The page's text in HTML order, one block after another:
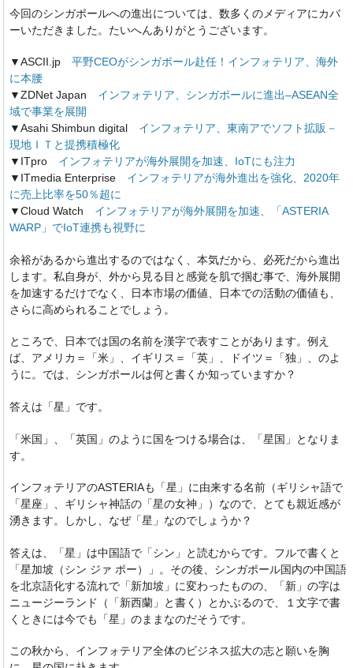
今回のシンガポールへの進出については、数多くのメディアにカバ
ーいただきました。たいへんありがとうございます。
▼ASCII.jp平野CEOがシンガポール赴任！インフォテリア、海外
に本腰
▼ZDNet Japan インフォテリア、シンガポールに進出–ASEAN全
域で事業を展開
▼Asahi Shimbun digital インフォテリア、東南アでソフト拡販－
現地ＩＴと提携積極化
▼ITpro インフォテリアが海外展開を加速、IoTにも注力
▼ITmedia Enterprise インフォテリアが海外進出を強化、2020年
に売上比率を50％超に
▼Cloud Watch インフォテリアが海外展開を加速、「ASTERIA
WARP」でIoT連携も視野に
余裕があるから進出するのではなく、本気だから、必死だから進出
します。私自身が、外から見る目と感覚を肌で掴む事で、海外展開
を加速するだけでなく、日本市場の価値、日本での活動の価値も、
さらに高められることでしょう。
ところで、日本では国の名前を漢字で表すことがあります。例え
ば、アメリカ＝「米」、イギリス＝「英」、ドイツ＝「独」、のよ
うに。では、シンガポールは何と書くか知っていますか？
答えは「星」です。
「米国」、「英国」のように国をつける場合は、「星国」となりま
す。
インフォテリアのASTERIAも「星」に由来する名前（ギリシャ語で
「星座」、ギリシャ神話の「星の女神」）なので、とても親近感が
湧きます。しかし、なぜ「星」なのでしょうか？
答えは、「星」は中国語で「シン」と読むからです。フルで書くと
「星加坡（シン ジァ ポー）」。その後、シンガポール国内の中国語
を北京語化する流れで「新加坡」に変わったものの、「新」の字は
ニュージーランド（「新西蘭」と書く）とかぶるので、１文字で書
くときには今でも「星」のままなのだそうです。
この秋から、インフォテリア全体のビジネス拡大の志と願いを胸